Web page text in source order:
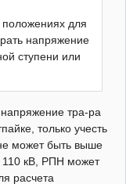
положениях для
напряжение
ступени или
тра-ра
только учесть
может быть выше
110 кВ, РПН может
расчета